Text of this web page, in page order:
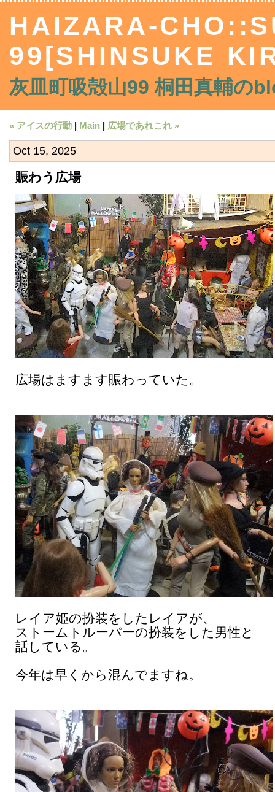
HAIZARA-
99[SHINSUKE
灰皿町吸殻山99 桐田真輔の
« アイスの行動 | Main | 広場であれこれ »
Oct 15, 2025
賑わう広場
広場はますます賑わっていた。
レイア姫の扮装をしたレイアが、
ストームトルーパーの扮装をした男性と
話している。
今年は早くから混んでますね。